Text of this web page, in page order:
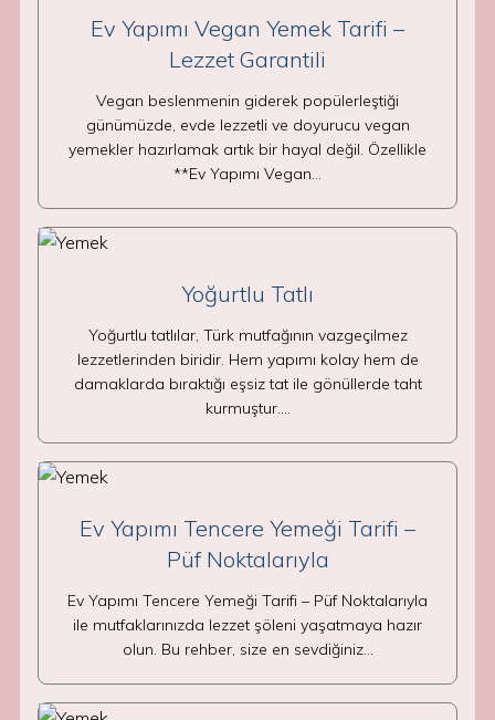
Ev Yapımı Vegan Yemek Tarifi –
Lezzet Garantili
Vegan beslenmenin giderek popülerleştiği
günümüzde, evde lezzetli ve doyurucu vegan
yemekler hazırlamak artık bir hayal değil. Özellikle
**Ev Yapımı Vegan…
Yoğurtlu Tatlı
Yoğurtlu tatlılar, Türk mutfağının vazgeçilmez
lezzetlerinden biridir. Hem yapımı kolay hem de
damaklarda bıraktığı eşsiz tat ile gönüllerde taht
kurmuştur.…
Ev Yapımı Tencere Yemeği Tarifi –
Püf Noktalarıyla
Ev Yapımı Tencere Yemeği Tarifi – Püf Noktalarıyla
ile mutfaklarınızda lezzet şöleni yaşatmaya hazır
olun. Bu rehber, size en sevdiğiniz…